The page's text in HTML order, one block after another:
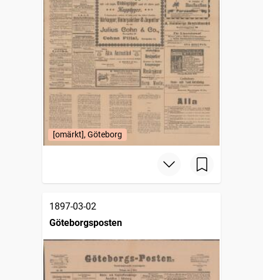
[omärkt], Göteborg
1897-03-02
Göteborgsposten